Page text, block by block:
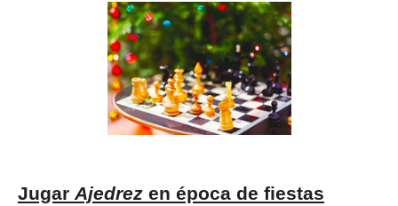
Jugar Ajedrez en época de fiestas